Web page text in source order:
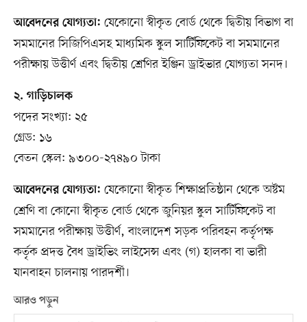
আবেদনের যোগ্যতা: যেকোনো স্বীকৃত বোর্ড থেকে দ্বিতীয় বিভাগ বা
সমমানের সিজিপিএসহ মাধ্যমিক স্কুল সার্টিফিকেট বা সমমানের
পরীক্ষায় উত্তীর্ণ এবং দ্বিতীয় শ্রেণির ইঞ্জিন ড্রাইভার যোগ্যতা সনদ।
২. গাড়িচালক
পদের সংখ্যা: ২৫
গ্রেড: ১৬
বেতন স্কেল: ৯৩০০-২৭৪৯০ টাকা
আবেদনের যোগ্যতা: যেকোনো স্বীকৃত শিক্ষাপ্রতিষ্ঠান থেকে অষ্টম
শ্রেণি বা কোনো স্বীকৃত বোর্ড থেকে জুনিয়র স্কুল সার্টিফিকেট বা
সমমানের পরীক্ষায় উত্তীর্ণ, বাংলাদেশ সড়ক পরিবহন কর্তৃপক্ষ
কর্তৃক প্রদত্ত বৈধ ড্রাইভিং লাইসেন্স এবং (গ) হালকা বা ভারী
যানবাহন চালনায় পারদর্শী।
আরও পড়ুন